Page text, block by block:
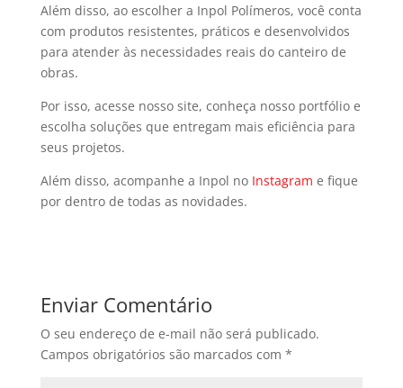
Além disso, ao escolher a Inpol Polímeros, você conta
com produtos resistentes, práticos e desenvolvidos
para atender às necessidades reais do canteiro de
obras.
Por isso, acesse nosso site, conheça nosso portfólio e
escolha soluções que entregam mais eficiência para
seus projetos.
Além disso, acompanhe a Inpol no Instagram e fique
por dentro de todas as novidades.
Enviar Comentário
O seu endereço de e-mail não será publicado.
Campos obrigatórios são marcados com *